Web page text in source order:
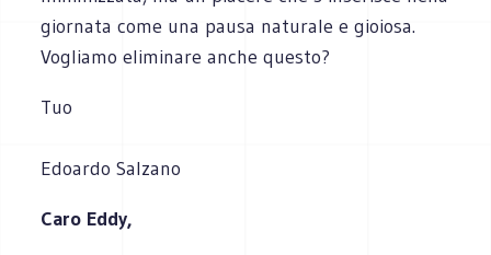
giornata come una pausa naturale e gioiosa.
Vogliamo eliminare anche questo?
Tuo
Edoardo Salzano
Caro Eddy,